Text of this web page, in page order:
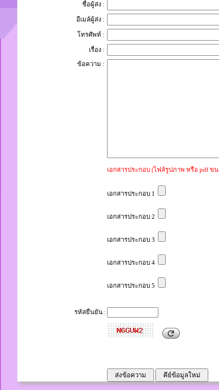
ชื่อผู้ส่ง :
อีเมล์ผู้ส่ง :
โทรศัพท์ :
เรื่อง :
ข้อความ :
เอกสารประกอบ (ไฟล์รูปภาพ หรือ pdf ข
เอกสารประกอบ 1
เอกสารประกอบ 2
เอกสารประกอบ 3
เอกสารประกอบ 4
เอกสารประกอบ 5
รหัสยืนยัน :